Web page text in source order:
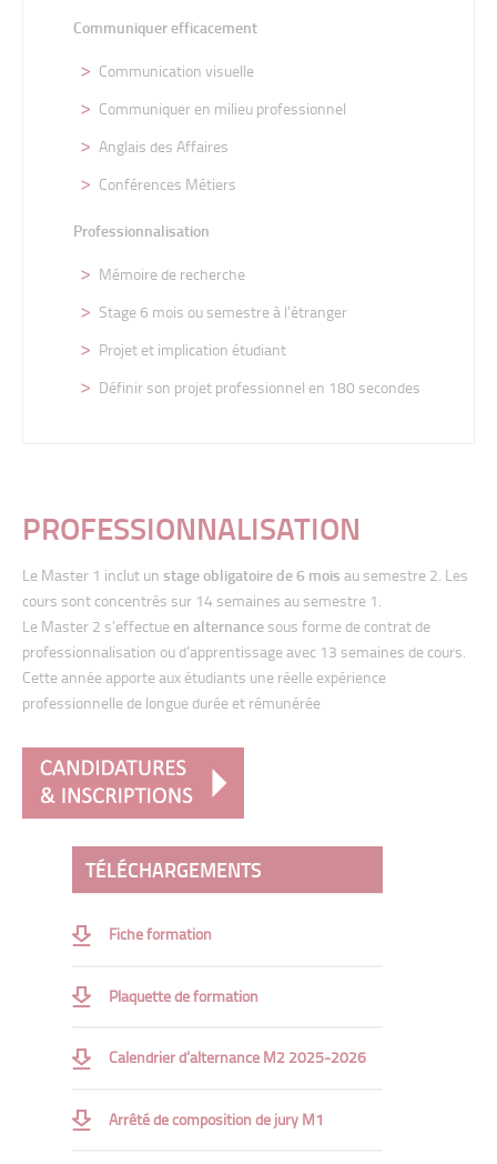
Communiquer efficacement
Communication visuelle
Communiquer en milieu professionnel
Anglais des Affaires
Conférences Métiers
Professionnalisation
Mémoire de recherche
Stage 6 mois ou semestre à l’étranger
Projet et implication étudiant
Définir son projet professionnel en 180 secondes
psychologiques
Comportement du consommateur : approches
sociologiques
Category management
Ethnomarketing et Séminaire délocalisé
Élaborer, optimiser et activer une stratégie en marketing-
vente
Project Marketing (cours en anglais)
Développer la digitalisation en entreprise
Stratégie de communication digitale
Créativité publicitaire à l’ère digitale
E-commerce et omnicanalité
Stratégie digitale
Professionnalisation
PROFESSIONNALISATION
Le Master 1 inclut un stage obligatoire de 6 mois au semestre 2. Les
cours sont concentrés sur 14 semaines au semestre 1.
Le Master 2 s’effectueen alternance sous forme de contrat de
professionnalisation ou d’apprentissage avec 13 semaines de cours.
Cetteannée apporte aux étudiants une réelle expérience
professionnelle de longue durée et rémunérée
TÉLÉCHARGEMENTS
Fiche formation
Plaquette de formation
Calendrier d’alternance M2 2025-2026
Arrêté de composition de jury M1